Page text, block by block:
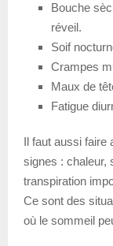
Bouche
réveil.
Soif
Crampes
Maux de
Fatigue
Il faut aussi faire
signes : chaleur,
transpiration
Ce sont des
où le sommeil